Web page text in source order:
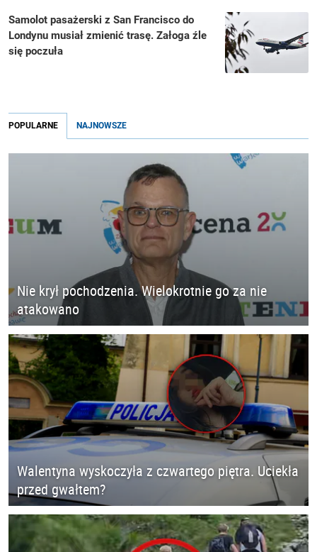
Samolot pasażerski z San Francisco do
Londynu musiał zmienić trasę. Załoga źle
się poczuła
POPULARNE NAJNOWSZE
Nie krył pochodzenia. Wielokrotnie go za nie
atakowano
Walentyna wyskoczyła z czwartego piętra. Uciekła
przed gwałtem?